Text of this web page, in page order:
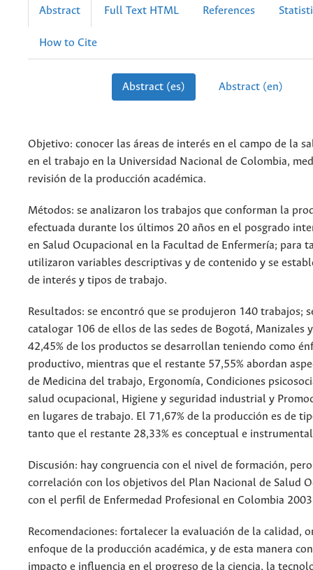
Abstract Full Text HTML References
How to Cite
Abstract (es) Abstract (en)
Objetivo: conocer las áreas de interés en el campo de la
en el trabajo en la Universidad Nacional de Colombia,
revisión de la producción académica.
Métodos: se analizaron los trabajos que conforman la
efectuada durante los últimos 20 años en el posgrado
en Salud Ocupacional en la Facultad de Enfermería; para
utilizaron variables descriptivas y de contenido y se
de interés y tipos de trabajo.
Resultados: se encontró que se produjeron 140 trabajos;
catalogar 106 de ellos de las sedes de Bogotá, Manizales
42,45% de los productos se desarrollan teniendo como
productivo, mientras que el restante 57,55% abordan
de Medicina del trabajo, Ergonomía, Condiciones
salud ocupacional, Higiene y seguridad industrial y
en lugares de trabajo. El 71,67% de la producción es de
tanto que el restante 28,33% es conceptual e
Discusión: hay congruencia con el nivel de formación,
correlación con los objetivos del Plan Nacional de Salud
con el perfil de Enfermedad Profesional en Colombia
Recomendaciones: fortalecer la evaluación de la calidad,
enfoque de la producción académica, y de esta manera
impacto e influencia en el progreso de la ciencia, la